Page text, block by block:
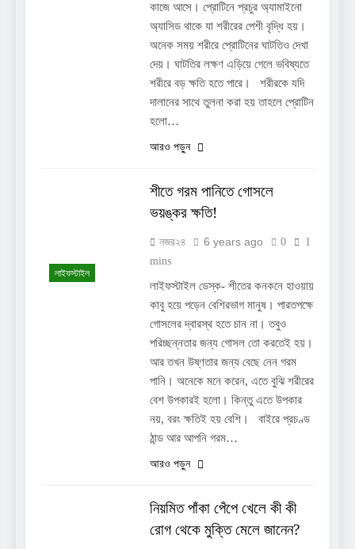
কাজে আসে। প্রোটিনে প্রচুর অ্যামাইনো
অ্যাসিড থাকে যা শরীরের পেশী বৃদ্ধি হয়।
অনেক সময় শরীরে প্রোটিনের ঘাটতিও দেখা
দেয়। ঘাটতির লক্ষণ এড়িয়ে গেলে ভবিষ্যতে
শরীরে বড় ক্ষতি হতে পারে। শরীরকে যদি
দালানের সাথে তুলনা করা হয় তাহলে প্রোটিন
হলো…
আরও পড়ুন
লাইফস্টাইল
শীতে গরম পানিতে গোসলে
ভয়ঙ্কর ক্ষতি!
নজর২৪ 6 years ago 0
1
mins
লাইফস্টাইল ডেস্ক- শীতের কনকনে হাওয়ায়
কাবু হয়ে পড়েন বেশিরভাগ মানুষ। পারতপক্ষে
গোসলের দ্বারস্থ হতে চান না। তবুও
পরিচ্ছন্নতার জন্য গোসল তো করতেই হয়।
আর তখন উষ্ণতার জন্য বেছে নেন গরম
পানি। অনেকে মনে করেন, এতে বুঝি শরীরের
বেশ উপকারই হলো। কিন্তু এতে উপকার
নয়, বরং ক্ষতিই হয় বেশি। বাইরে প্রচণ্ড
ঠান্ড আর আপনি গরম…
আরও পড়ুন
নিয়মিত পাঁকা পেঁপে খেলে কী কী
রোগ থেকে মুক্তি মেলে জানেন?